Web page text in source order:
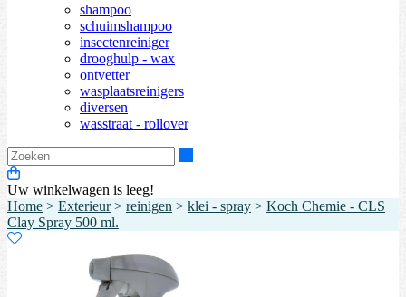
shampoo
schuimshampoo
insectenreiniger
drooghulp - wax
ontvetter
wasplaatsreinigers
diversen
wasstraat - rollover
Uw winkelwagen is leeg!
Home > Exterieur> reinigen > klei - spray > Koch Chemie - CLS
Clay Spray 500 ml.